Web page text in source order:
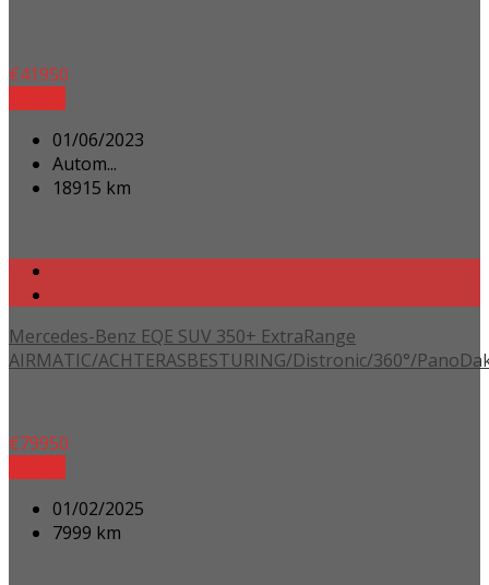
€41950
01/06/2023
Autom...
18915 km
Mercedes-Benz EQE SUV 350+ ExtraRange
AIRMATIC/ACHTERASBESTURING/Distronic/360°/
€79950
01/02/2025
7999 km